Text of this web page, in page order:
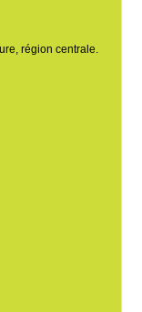
région centrale.